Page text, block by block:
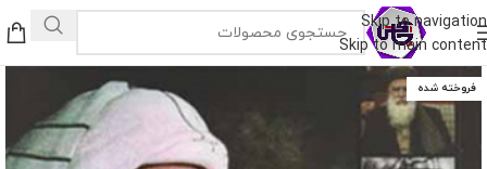
Skip to navigation
Skip to main content
فروخته شده